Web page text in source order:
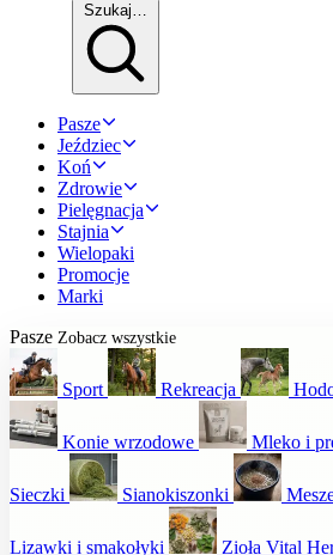
Szukaj…
Pasze
Jeździec
Koń
Zdrowie
Pielęgnacja
Stajnia
Wielopaki
Promocje
Marki
Pasze Zobacz wszystkie
Sport Rekreacja
Konie wrzodowe Mleko i
Sieczki Sianokiszonki
Lizawki i smakołyki Zioła Vital